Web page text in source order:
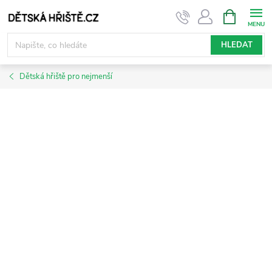
na
obsah
HLEDAT
NÁKUPNÍ
KOŠÍK
Dětská hřiště pro nejmenší